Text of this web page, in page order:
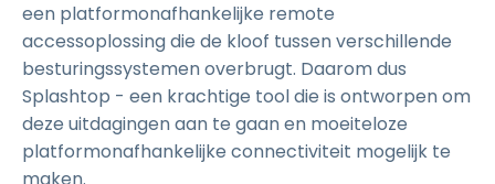
een platformonafhankelijke remote
accessoplossing die de kloof tussen verschillende
besturingssystemen overbrugt. Daarom dus
Splashtop - een krachtige tool die is ontworpen om
deze uitdagingen aan te gaan en moeiteloze
platformonafhankelijke connectiviteit mogelijk te